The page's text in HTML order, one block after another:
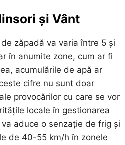
și Vânt
zăpadă va varia între 5 și
în anumite zone, cum ar fi
acumulările de apă ar
cifre nu sunt doar
provocărilor cu care se vor
locale în gestionarea
aduce o senzație de frig și
de 40-55 km/h în zonele